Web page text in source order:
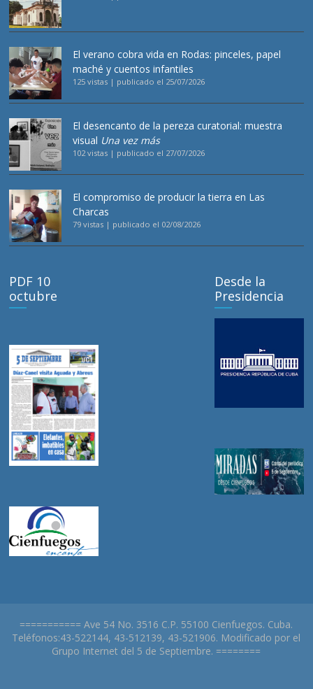
El verano cobra vida en Rodas: pinceles, papel
maché y cuentos infantiles
125 vistas | publicado el 25/07/2026
El desencanto de la pereza curatorial: muestra
visual Una vez más
102 vistas | publicado el 27/07/2026
El compromiso de producir la tierra en Las
Charcas
79 vistas | publicado el 02/08/2026
PDF 10
octubre
Desde la
Presidencia
=========== Ave 54 No. 3516 C.P. 55100 Cienfuegos. Cuba.
Teléfonos:43-522144, 43-512139, 43-521906. Modificado por el
Grupo Internet del 5 de Septiembre. ========